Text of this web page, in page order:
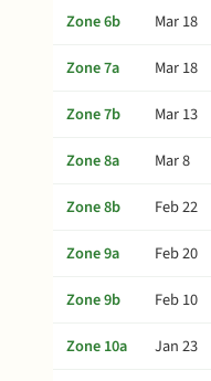
Zone 6b
Mar 18
Zone 7a
Mar 18
Zone 7b
Mar 13
Zone 8a
Mar 8
Zone 8b
Feb 22
Zone 9a
Feb 20
Zone 9b
Feb 10
Zone 10a
Jan 23